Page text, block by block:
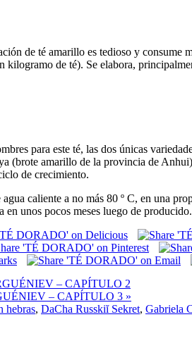
de té amarillo es tedioso y consume
kilogramo de té). Se elabora,
para este té, las dos únicas
(brote amarillo de la provincia de
de crecimiento.
caliente a no más 80 º C, en una
en unos pocos meses luego de
– CAPÍTULO 2
– CAPÍTULO 3 »
hebras, DaCha Russkiĭ Sekret, Gabriela